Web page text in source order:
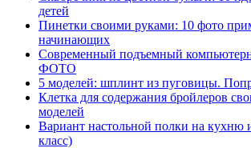
детей
Пинетки своими руками: 10 фото
начинающих
Современный подъемный
ФОТО
5 моделей: шплинт из пуговицы.
Клетка для содержания бройлеров
моделей
Вариант настольной полки на кухню
класс)